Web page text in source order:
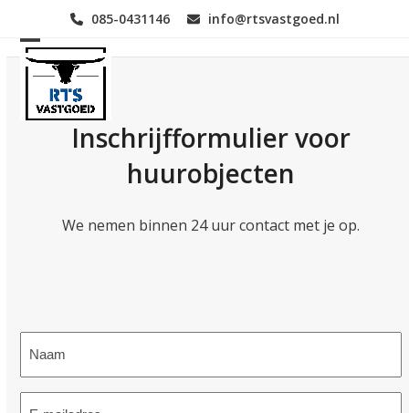
content
085-0431146 info@rtsvastgoed.nl
Open
mobile
menu
Close
mobile
menuInschrijfformulier voor
huurobjecten
We nemen binnen 24 uur contact met je op.